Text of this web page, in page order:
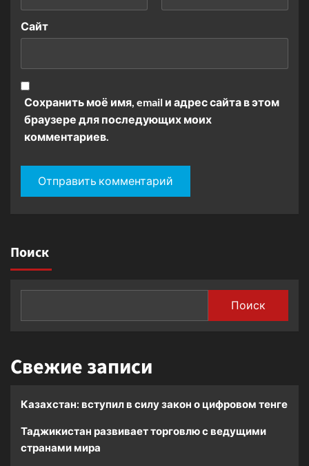
Сайт
Сохранить моё имя, email и адрес сайта в этом
браузере для последующих моих
комментариев.
Поиск
Поиск
Свежие записи
Казахстан: вступил в силу закон о цифровом тенге
Таджикистан развивает торговлю с ведущими
странами мира